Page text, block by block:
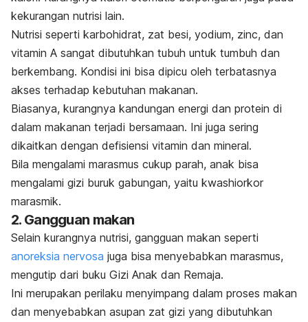
kekurangan nutrisi lain.
Nutrisi seperti karbohidrat, zat besi, yodium, zinc, dan
vitamin A sangat dibutuhkan tubuh untuk tumbuh dan
berkembang. Kondisi ini bisa dipicu oleh terbatasnya
akses terhadap kebutuhan makanan.
Biasanya, kurangnya kandungan energi dan protein di
dalam makanan terjadi bersamaan. Ini juga sering
dikaitkan dengan defisiensi vitamin dan mineral.
Bila mengalami marasmus cukup parah, anak bisa
mengalami gizi buruk gabungan, yaitu kwashiorkor
marasmik.
2. Gangguan makan
Selain kurangnya nutrisi, gangguan makan seperti
anoreksia nervosa juga bisa menyebabkan marasmus,
mengutip dari buku Gizi Anak dan Remaja.
Ini merupakan perilaku menyimpang dalam proses makan
dan menyebabkan asupan zat gizi yang dibutuhkan